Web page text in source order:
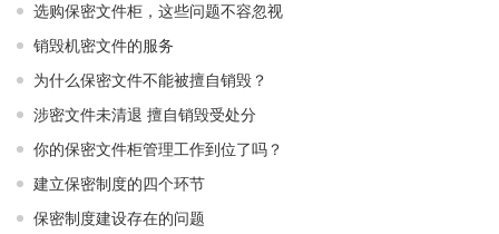
选购保密文件柜，这些问题不容忽视
销毁机密文件的服务
为什么保密文件不能被擅自销毁？
涉密文件未清退 擅自销毁受处分
你的保密文件柜管理工作到位了吗？
建立保密制度的四个环节
保密制度建设存在的问题